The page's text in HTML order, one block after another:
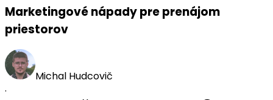
Marketingové nápady pre prenájom
priestorov
Michal Hudcovič
·